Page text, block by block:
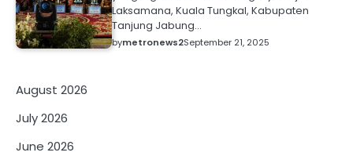
Laksamana, Kuala Tungkal, Kabupaten
Tanjung Jabung…
bymetronews2September 21, 2025
August 2026
July 2026
June 2026